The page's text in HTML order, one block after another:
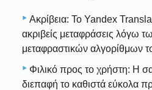
Ακρίβεια: Το Yandex
ακριβείς μεταφράσεις λόγω
μεταφραστικών αλγορίθμων
Φιλικό προς το χρήστη: Η
διεπαφή το καθιστά εύκολα